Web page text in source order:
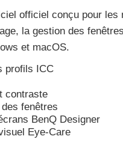
officiel conçu pour les
la gestion des
et macOS.
profils ICC
contraste
fenêtres
BenQ Designer
Eye-Care